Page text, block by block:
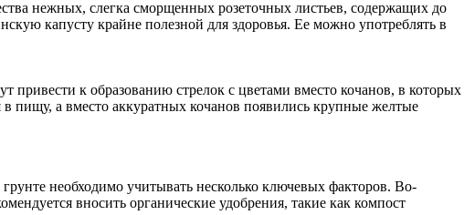
нежных, слегка сморщенных розеточных листьев, содержащих до
капусту крайне полезной для здоровья. Ее можно употреблять в
к образованию стрелок с цветами вместо кочанов, в которых
пищу, а вместо аккуратных кочанов появились крупные желтые
необходимо учитывать несколько ключевых факторов. Во-
вносить органические удобрения, такие как компост